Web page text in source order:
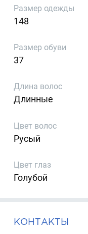
Размер одежды
148
Размер обуви
37
Длина волос
Длинные
Цвет волос
Русый
Цвет глаз
Голубой
КОНТАКТЫ